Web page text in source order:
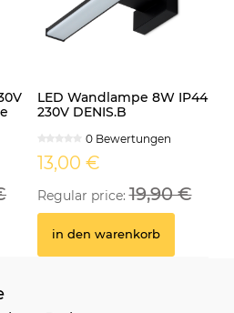
LED Wandlampe 8W IP44
230V DENIS.B
0 Bewertungen
13,00 €
Regular price:19,90 €
in den warenkorb